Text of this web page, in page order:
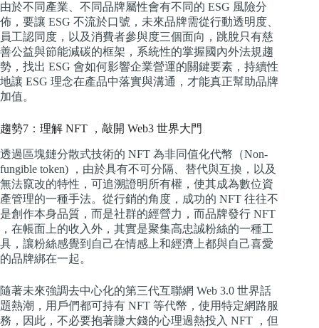
由於不同產業、不同品牌屬性會有不同的 ESG 風險分
佈，要讓 ESG 不流於口號，未來品牌需從行動透明度、
員工認同度，以及消費者參與度三個面向，跳脫只有慈
善公益與節能減碳的框架，系統性的掌握國內外法規趨
勢，找出 ESG 會如何影響企業營運的關鍵要素，持續性
地讓 ESG 理念在產品中落實與溝通，才能真正幫助品牌
加值。
趨勢7：理解 NFT ，敲開 Web3 世界大門
透過區塊鏈分散式技術的 NFT 為非同值化代幣（Non-
fungible token) ，由於具有不可分隔、替代與互換，以及
無法竄改的特性，可追溯證明所有權，使其成為數位資
產管理的一種手法。從行銷的角度，成功的 NFT 往往不
是創作本身品質，而是社群的經營力，而品牌發行 NFT
，在帳面上的收入外，其實是聚集高忠誠粉絲的一種工
具，讓粉絲感覺到自己在情感上和經濟上都與自己喜愛
的品牌綁在一起。
隨著未來強調去中心化的第三代互聯網 Web 3.0 世界話
題熱潮，用戶們都可持有 NFT 等代幣，使用特定網路服
務，因此，不必要抱著賺大錢的心理過熱投入 NFT ，但